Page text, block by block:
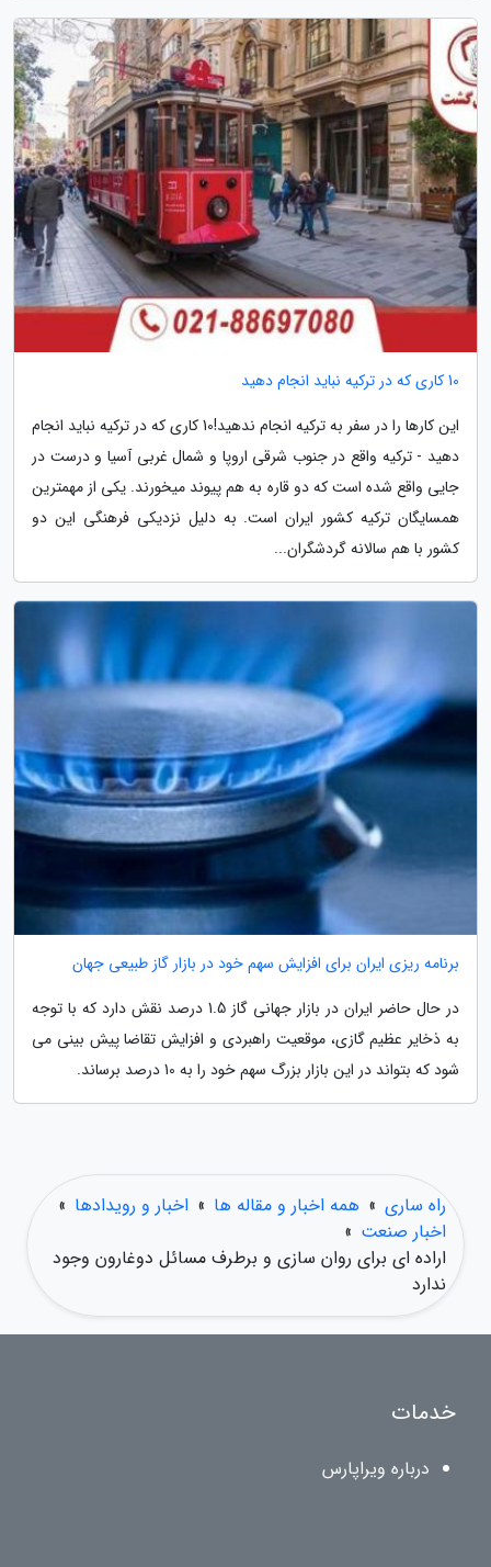
10 کاری که در ترکیه نباید انجام دهید
این کارها را در سفر به ترکیه انجام ندهید!10 کاری که در ترکیه نباید انجام
دهید - ترکیه واقع در جنوب شرقی اروپا و شمال غربی آسیا و درست در
جایی واقع شده است که دو قاره به هم پیوند می­خورند. یکی از مهمترین
همسایگان ترکیه کشور ایران است. به دلیل نزدیکی فرهنگی این دو
کشور با هم سالانه گردشگران...
برنامه ریزی ایران برای افزایش سهم خود در بازار گاز طبیعی جهان
در حال حاضر ایران در بازار جهانی گاز 1.5 درصد نقش دارد که با توجه
به ذخایر عظیم گازی، موقعیت راهبردی و افزایش تقاضا پیش بینی می
شود که بتواند در این بازار بزرگ سهم خود را به 10 درصد برساند.
راه ساری » همه اخبار و مقاله ها » اخبار و رویدادها »
اخبار صنعت »
اراده ای برای روان سازی و برطرف مسائل دوغارون وجود
ندارد
خدمات
درباره ویراپارس